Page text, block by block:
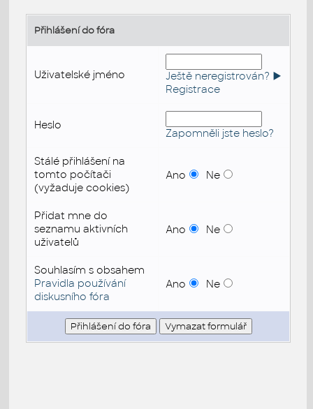
Přihlášení do fóra
Uživatelské jméno
Ještě neregistrován? ►
Registrace
Heslo
Zapomněli jste heslo?
Stálé přihlášení na
tomto počítači
(vyžaduje cookies)
Ano Ne
Přidat mne do
seznamu aktivních
uživatelů
Ano Ne
Souhlasím s obsahem
Pravidla používání
diskusního fóra
Ano Ne